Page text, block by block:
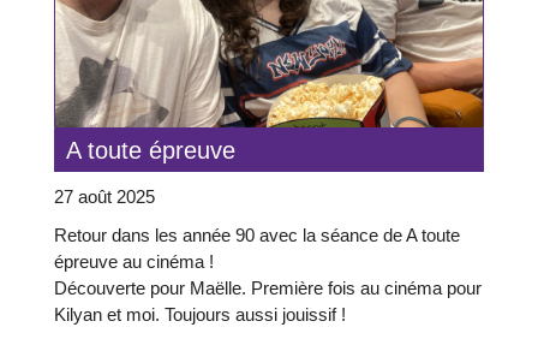
A toute épreuve
27 août 2025
Retour dans les année 90 avec la séance de A toute
épreuve au cinéma !
Découverte pour Maëlle. Première fois au cinéma pour
Kilyan et moi. Toujours aussi jouissif !